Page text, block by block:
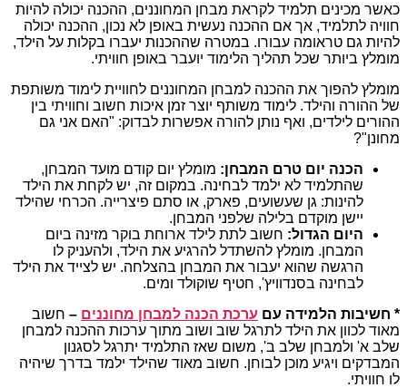
כאשר מכינים תלמיד לקראת מבחן המחוננים, ההכנה יכולה להיות
חוויה לתלמיד, אך אם ההכנה נעשית באופן לא נכון, ההכנה יכולה
להיות גם טראומה עבורו. במטרה שההכנות יעברו בקלות על הילד,
מומלץ ביותר שכל תהליך הלימוד יועבר באופן חוויתי.
מומלץ להפוך את ההכנה למבחן המחוננים לחוויית לימוד משותפת
של ההורה והילד. לימוד משותף יוצר זמן איכות חשוב וחוויתי בין
ההורים לילדים, ואף נותן להורה אפשרות לבדוק: "האם אני גם
מחונן"?
הכנה יום טרם המבחן: מומלץ יום קודם מועד המבחן,
שהתלמיד לא ילמד לבחינה. במקום זה, יש לקחת את הילד
להינות: גן שעשועים, פארק, או סתם פיצרייה. הכרחי שהילד
יישן מוקדם בלילה שלפני המבחן.
היום הגדול: חשוב לתת לילד ארוחת בוקר מזינה ביום
המבחן. מומלץ להשתדל להרגיע את הילד, ולהעניק לו
הרגשה שהוא יעבור את המבחן בהצלחה. יש לצייד את הילד
לבחינה בסנדוויץ', חטיף שוקולד ומים.
* חשיבות הלמידה עם ערכת הכנה למבחן מחוננים – חשוב
מאוד לכוון את הילד לתרגל שוב ושוב מתוך ערכות ההכנה למבחן
שלב א' ולמבחן שלב ב', משום שאז התלמיד יתרגל לסגנון
המבדקים ויגיע מוכן לבוחן. חשוב מאוד שהילד ילמד בדרך שיהיה
לו חוויתי.